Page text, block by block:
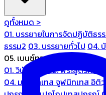
ดูทั้งหมด >
01. บรรยายในการจัดปฏิบัติธร
ธรรม2 03. บรรยายทั่วไป 04.
05. เบนซ์ทองหล่อ
01. วินัยปิฎก
02. พระสูตรศึกษา
04. มหานิทเทส จูฬนิทเทส อิติ